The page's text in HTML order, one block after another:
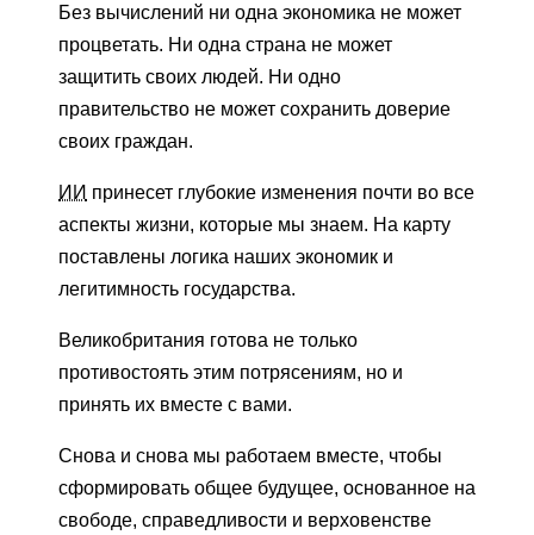
Без вычислений ни одна экономика не может
процветать. Ни одна страна не может
защитить своих людей. Ни одно
правительство не может сохранить доверие
своих граждан.
ИИ принесет глубокие изменения почти во все
аспекты жизни, которые мы знаем. На карту
поставлены логика наших экономик и
легитимность государства.
Великобритания готова не только
противостоять этим потрясениям, но и
принять их вместе с вами.
Снова и снова мы работаем вместе, чтобы
сформировать общее будущее, основанное на
свободе, справедливости и верховенстве